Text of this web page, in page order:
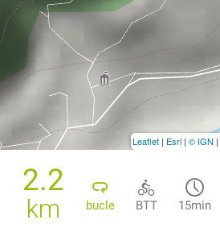
2.2
km bucle BTT 15min
Leaflet | Esri | © IGN |